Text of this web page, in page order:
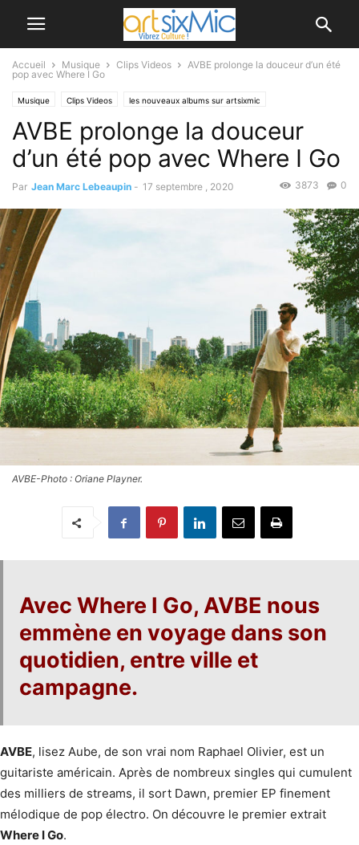
Accueil Musique Clips Videos
AVBE prolonge la douceur d’un été
pop avec Where I Go
Musique Clips Videos les nouveaux albums sur artsixmic
AVBE prolonge la douceur
d’un été pop avec Where I Go
Par Jean Marc Lebeaupin - 17 septembre , 2020 0
3873
AVBE-Photo : Oriane Playner.
Avec Where I Go, AVBE nous
emmène en voyage dans son
quotidien, entre ville et
campagne.
AVBE, lisez Aube, de son vrai nom Raphael Olivier, est un
guitariste américain. Après de nombreux singles qui cumulent
des milliers de streams, il sort Dawn, premier EP finement
mélodique de pop électro. On découvre le premier extrait
Where I Go.